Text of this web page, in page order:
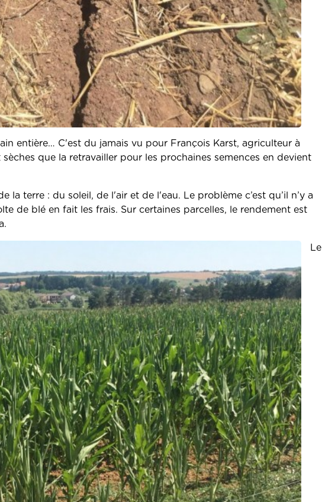
entière… C'est du jamais vu pour François Karst, agriculteur à
que la retravailler pour les prochaines semences en devient
la terre : du soleil, de l'air et de l'eau. Le problème c’est qu’il n’y a
de blé en fait les frais. Sur certaines parcelles, le rendement est
Le